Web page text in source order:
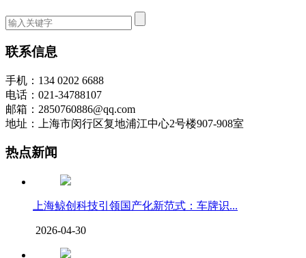
联系信息
手机：134 0202 6688
电话：021-34788107
邮箱：2850760886@qq.com
地址：上海市闵行区复地浦江中心2号楼907-908室
热点新闻
上海鲸创科技引领国产化新范式：车牌识...
2026-04-30